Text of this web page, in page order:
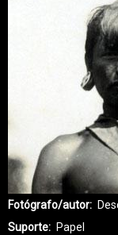
Fotógrafo/autor
Suporte
Papel